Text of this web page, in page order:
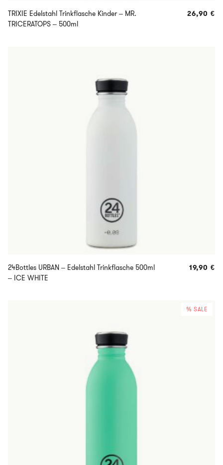
TRIXIE Edelstahl Trinkflasche Kinder – MR.
TRICERATOPS – 500ml
26,90 €
24Bottles URBAN – Edelstahl Trinkflasche 500ml
– ICE WHITE
19,90 €
% SALE